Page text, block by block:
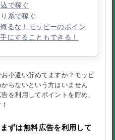
で稼ぐ
系で稼ぐ
るな！モッピーのポイン
にすることもできる！
小遣い貯めてますか？モッピ
らないという方はいません
を利用してポイントを貯め、
ずは無料広告を利用して